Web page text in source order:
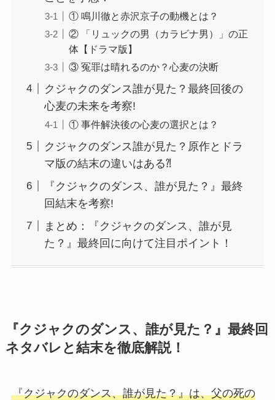
① 鳴川徹と赤沢京子の動機とは？
② 「リュックの男（カラビナ男）」の正
体【ドラマ版】
③ 冤罪は晴れるのか？心麦の決断
クジャクのダンス誰が見た？最終回後の
心麦の未来を考察!
① 事件解決後の心麦の選択とは？
クジャクのダンス誰が見た？原作とドラ
マ版の結末の違いはある⁈
『クジャクのダンス、誰が見た？』最終
回結末を考察!
まとめ：『クジャクのダンス、誰が見
た？』最終回に向けて注目ポイント！
『クジャクのダンス、誰が見た？』最終回
ネタバレと結末を徹底解説！
『クジャクのダンス、誰が見た？』は、父の死の